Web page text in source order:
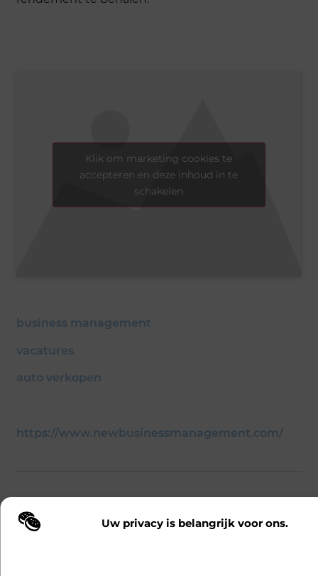
Uw privacy is belangrijk voor ons.
Wij maken gebruik van cookies en vergelijkbare technologieën om te
Klik om marketing cookies te
accepteren en deze inhoud in te
schakelen
business management
vacatures
auto verkopen
https://www.newbusinessmanagement.com/
Veelgestelde vragen